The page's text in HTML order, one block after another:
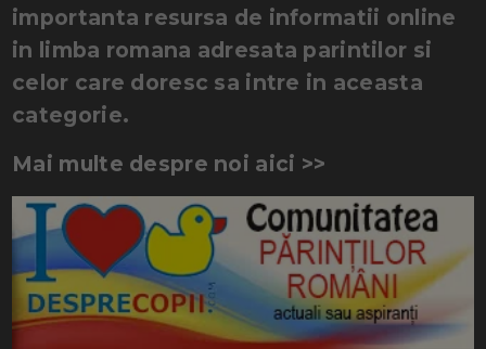
importanta resursa de informatii online
in limba romana adresata parintilor si
celor care doresc sa intre in aceasta
categorie.
Mai multe despre noi aici >>